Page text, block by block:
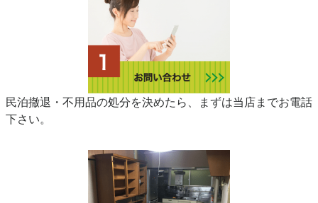
民泊撤退・不用品の処分を決めたら、まずは当店までお電話
下さい。